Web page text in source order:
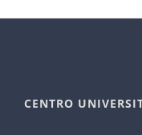
CENTRO